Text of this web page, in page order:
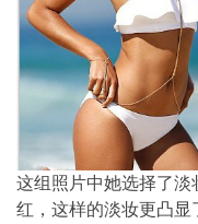
这组照片中她选择了淡
红，这样的淡妆更凸